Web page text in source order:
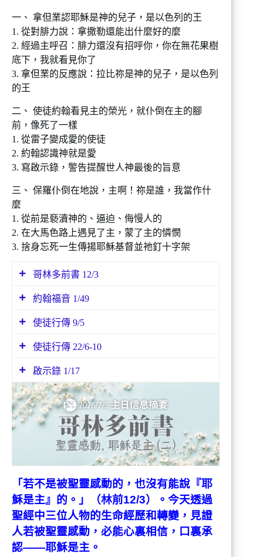
一、 拿但業認耶穌是神的兒子，是以色列的王
1. 從對腓力說：拿撒勒還能出什麼好的麼
2. 經過主呼召：腓力還沒有招呼你，你在無花果樹
底下，我就看見你了
3. 拿但業的反應說：拉比祢是神的兒子，是以色列
的王
二、 使徒約翰看見主的榮光，就仆倒在主的腳
前，像死了一樣
1. 從雷子變成愛的使徒
2. 約翰認識神就是愛
3. 寫啟示錄，警告提醒世人神最後的旨意
三、 保羅仆倒在地說，主啊！祢是誰，我當作什
麼
1. 從前是褻瀆神的、逼迫、侮慢人的
2. 在大馬色路上遇見了主，蒙了主的憐憫
3. 捨身忘死一生傳揚耶穌基督並祂釘十字架
哥林多前書 12/3
有說耶穌是可咒詛的．若不是被聖靈感動
約翰福音 1/49
耶穌回答說、腓力還沒有招呼你、你在無花
使徒行傳 9/5
逼迫的耶穌．
使徒行傳 22/6-10
6 我將到大馬色、正走的時候、約在晌午、
忽然從天上發大光、四面照着我。
7 我就仆倒在地、聽見有聲音對我說、掃
羅、掃羅、你為甚麼逼迫我。
8 我回答說、主阿、你是誰。他說、我就是
你所逼迫的拿撒勒人耶穌。
9 與我同行的人、看見了那光、卻沒有聽明
那位對我說話的聲音。
10 我說、主阿、我當作甚麼。主說、起
來、進大馬色去、在那裏要將所派你作的一
切事、告訴你。
啟示錄 1/17
17 我一看見、就仆倒在他腳前、像死了一
樣。他用右手按着我說、不要懼怕．我是首
先的、我是末後的、
「若不是被聖靈感動的，也沒有能說『耶
穌是主』的。」（林前12/3）
。今天透過
聖經中三位人物的生命經歷和轉變，見證
人若被聖靈感動，必能心裏相信，口裏承
認——耶穌是主。